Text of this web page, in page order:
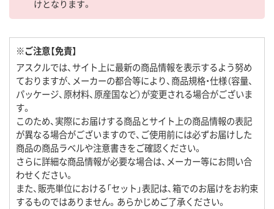
けとなります。
※ご注意【免責】
アスクルでは、サイト上に最新の商品情報を表示するよう努め
ておりますが、メーカーの都合等により、商品規格・仕様（容量、
パッケージ、原材料、原産国など）が変更される場合がございま
す。
このため、実際にお届けする商品とサイト上の商品情報の表記
が異なる場合がございますので、ご使用前には必ずお届けした
商品の商品ラベルや注意書きをご確認ください。
さらに詳細な商品情報が必要な場合は、メーカー等にお問い合
わせください。
また、販売単位における「セット」表記は、箱でのお届けをお約束
するものではありません。あらかじめご了承ください。